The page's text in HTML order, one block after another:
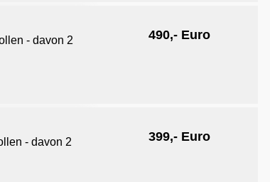
- davon 2
490,- Euro
- davon 2
399,- Euro